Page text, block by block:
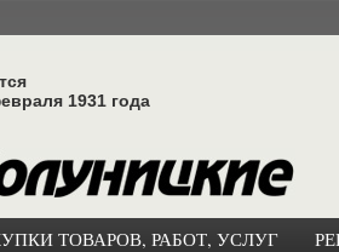
1931 года
ТОВАРОВ, РАБОТ, УСЛУГ